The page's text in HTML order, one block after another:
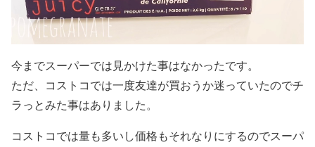
今までスーパーでは見かけた事はなかったです。
ただ、コストコでは一度友達が買おうか迷っていたのでチ
ラっとみた事はありました。
コストコでは量も多いし価格もそれなりにするのでスーパ